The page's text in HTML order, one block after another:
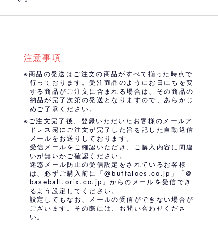
注意事項
※商品の発送はご注文の商品がすべて揃った時点で
行っております。受注商品のようにお日にちを要
する商品がご注文に含まれる場合は、その商品の
納品が完了次第の発送となりますので、あらかじ
めご了承ください。
※ご注文完了後、登録いただいたお客様のメールア
ドレス宛にご注文が完了した旨を記した自動返信
メールをお送りしております。
受信メールをご確認いただき、ご購入内容に間違
いが無いかご確認ください。
迷惑メール防止の受信設定をされているお客様
は、必ずご購入前に「@buffaloes.co.jp」「＠
baseball.orix.co.jp」からのメールを受信でき
るよう設定してください。
設定してもなお、メールの受信ができない場合が
ございます。その際には、 お問い合わせくださ
い。